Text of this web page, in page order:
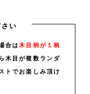
い
合は木目柄が１柄
木目が複数ランダ
トでお楽しみ頂け